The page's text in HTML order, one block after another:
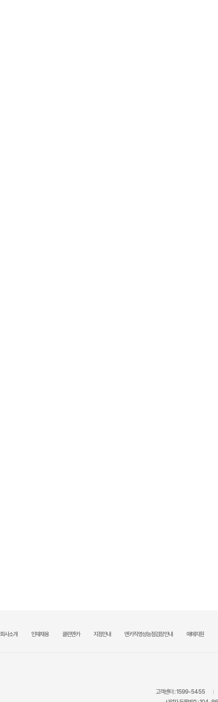
회사소개 인재채용 클린엔카 지점안내 엔카직영성능점검장안내 매매지원
고객센터 :1599-5455